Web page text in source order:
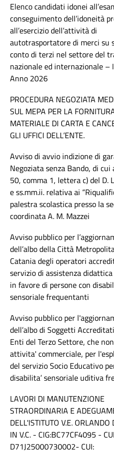
Elenco candidati idonei
conseguimento dell’idoneità
all’esercizio dell’attività di
autotrasportatore di merci su
conto di terzi nel settore del
nazionale ed internazionale –
Anno 2026
PROCEDURA NEGOZIATA
SUL MEPA PER LA
MATERIALE DI CARTA E
GLI UFFICI DELL’ENTE.
Avviso di avvio indizione di
Negoziata senza Bando, di cui
50, comma 1, lettera c) del D.
e ss.mm.ii. relativa ai
palestra scolastica presso la
coordinata A. M. Mazzei
Avviso pubblico per
dell’albo della Città
Catania degli operatori
servizio di assistenza
in favore di persone con
sensoriale frequentanti
Avviso pubblico per
dell’albo di Soggetti
Enti del Terzo Settore, che
attivita' commerciale, per
del servizio Socio Educativo
disabilita’ sensoriale uditiva
LAVORI DI MANUTENZIONE
STRAORDINARIA E
DELL'ISTITUTO V.E.
IN V.C. - CIG:BC77CF4095 -
D71J25000730002- CUI: